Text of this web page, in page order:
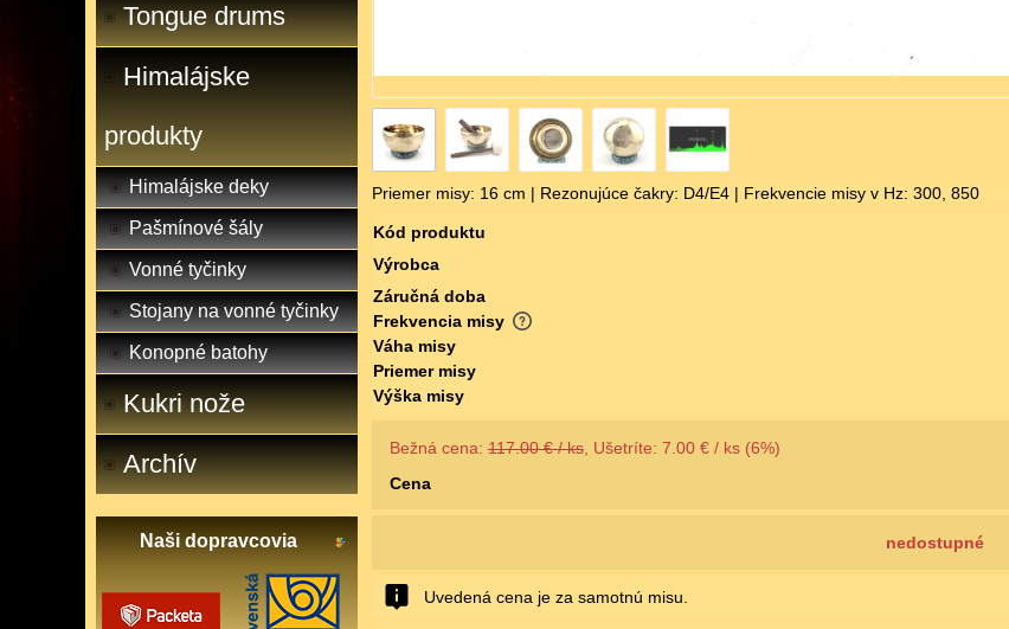
Tongue drums
Himalájske
produkty
Himalájske deky
Pašmínové šály
Vonné tyčinky
Stojany na vonné tyčinky
Konopné batohy
Kukri nože
Archív
Naši dopravcovia
Priemer misy: 16 cm | Rezonujúce čakry: D4/E4 | Frekvencie misy v Hz: 300, 850
Kód produktu
Výrobca
Záručná doba
Frekvencia misy
Váha misy
Priemer misy
Výška misy
Bežná cena:117.00 € / ks, Ušetríte: 7.00 € / ks (6%)
Cena
nedostupné
Uvedená cena je za samotnú misu.